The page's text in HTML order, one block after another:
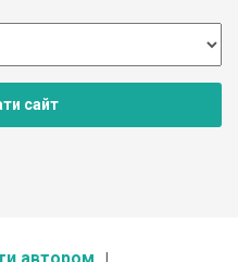
сайт